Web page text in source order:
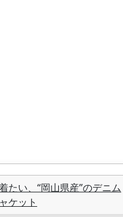
たい、“岡山県産”のデニム
ケット